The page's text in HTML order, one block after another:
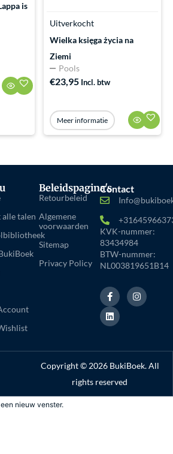
is
Uitverkocht
Wielka księga życia na
Ziemi
Pools
€23,95 Incl. btw
Meer informatie
alle talen
Beleidspagina's
Retourbeleid
Algemene
voorwaarden
Sitemap
Privacy Policy
Contact
KVK-nummer:
83434984
BTW-nummer:
NL003819651B14
F
a
c
e
b
k
-
f
I
n
s
a
m
L
i
n
k
e
n
Copyright © 2026 BukiBoek. All
rights reserved
nieuw venster.